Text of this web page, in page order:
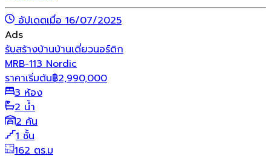
อัปเดตเมื่อ 16/07/2025
Ads
รับสร้างบ้านบ้านเดี่ยวนอร์ดิก
MRB-113 Nordic
ราคาเริ่มต้น฿2,990,000
3 ห้อง
2 น้ำ
2 คัน
1 ชั้น
162 ตร.ม